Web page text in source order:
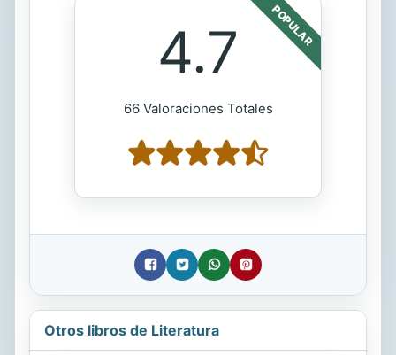
POPULAR
4.7
66 Valoraciones Totales
Otros libros de Literatura